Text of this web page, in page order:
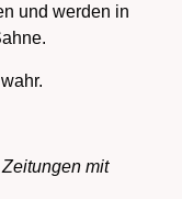
und werden in
mit